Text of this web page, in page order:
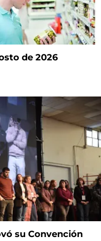
de 2026
su Convención